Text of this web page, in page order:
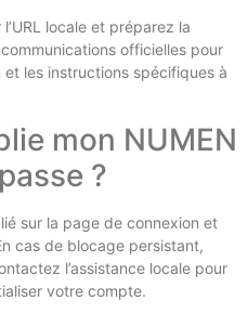
locale et préparez la
officielles pour
les instructions spécifiques à
mon NUMEN
?
sur la page de connexion et
cas de blocage persistant,
l’assistance locale pour
votre compte.